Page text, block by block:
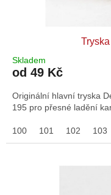
Skladem
od 49 Kč
Originální hlavní tryska
195 pro přesné ladění
100 101 102 103